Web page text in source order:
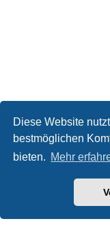
Diese Website
bestmöglichen
bieten. Mehr